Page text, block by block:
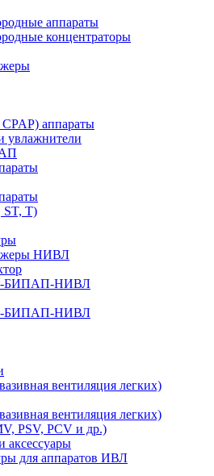
аппараты
концентраторы
аппараты
увлажнители
T)
НИВЛ
БИПАП-НИВЛ
БИПАП-НИВЛ
вентиляция легких)
вентиляция легких)
PSV, PCV и др.)
для аппаратов ИВЛ